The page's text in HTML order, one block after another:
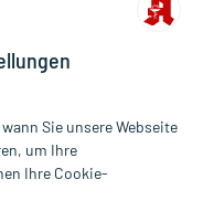
ausschließlich für
Sie unsere Webseite
um Ihre
Ihre Cookie-